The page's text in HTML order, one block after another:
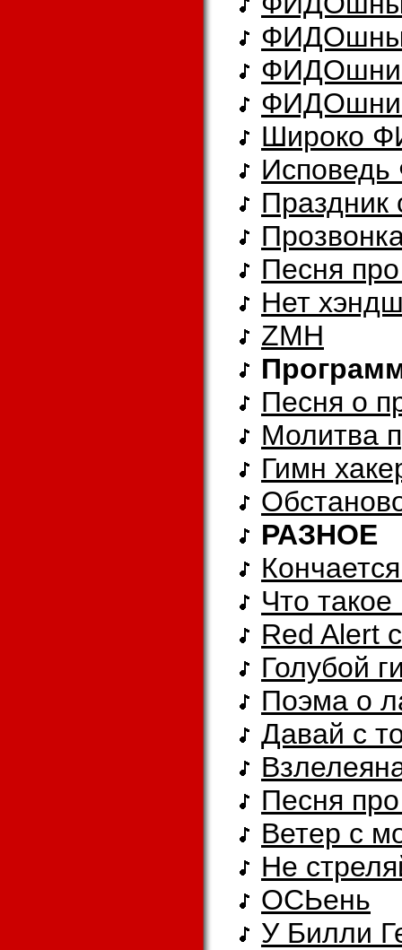
Шиpоко
Песня
Нет
ZMH
Песня о
Молитва
Гимн
РАЗНОЕ
Что
Red Alert
Голубой
Поэма о
Давай с
Песня
Ветер с
Не
ОСЬень
У Билли